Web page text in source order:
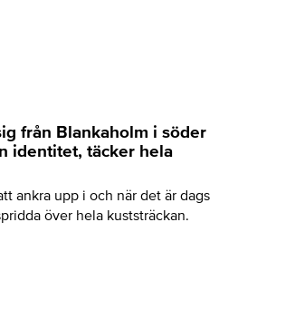
från Blankaholm i söder
identitet, täcker hela
ankra upp i och när det är dags
över hela kuststräckan.